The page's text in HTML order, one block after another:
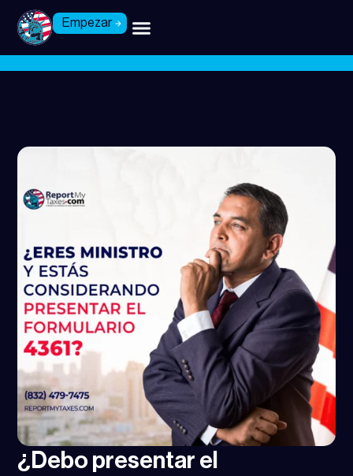
Empezar
¿Debo presentar el